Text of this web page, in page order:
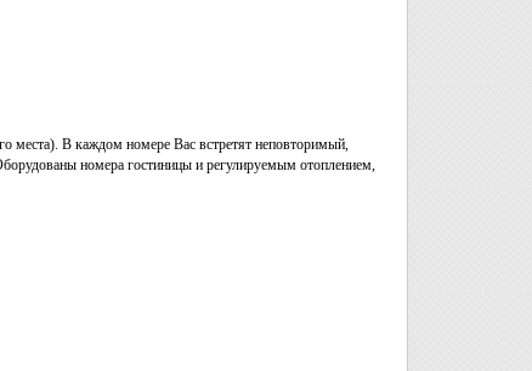
места). В каждом номере Вас встретят неповторимый,
номера гостиницы и регулируемым отоплением,